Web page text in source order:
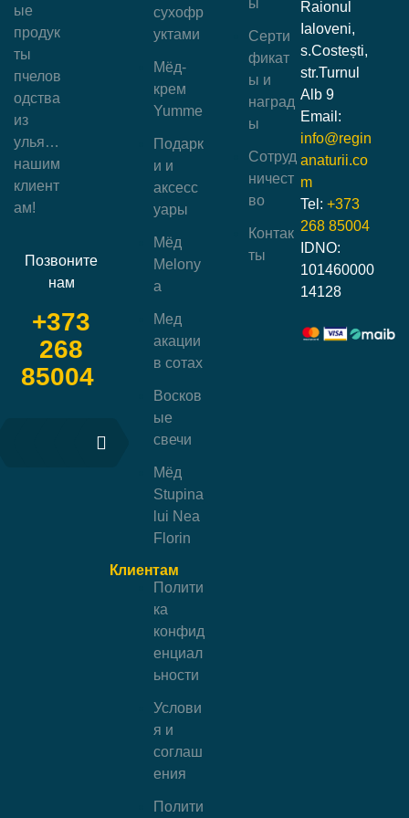
сухофр
уктами
Мёд-
крем
Yumme
Подарк
и и
аксесс
уары
Мёд
Melony
a
Мед
акации
в сотах
Восков
ые
свечи
Мёд
Stupina
lui Nea
Florin
Клиентам
Полити
ка
конфид
енциал
ьности
Услови
я и
соглаш
ения
Полити
Серти
фикат
ы и
наград
ы
Сотруд
ничест
во
Контак
ты
ые
продук
ты
пчелов
одства
из
улья…
нашим
клиент
ам!
Позвоните
нам
+373
268
85004
Raionul
Ialoveni,
s.Costești,
str.Turnul
Alb 9
Email:
info@regin
anaturii.co
m
Tel: +373
268 85004
IDNO:
101460000
14128